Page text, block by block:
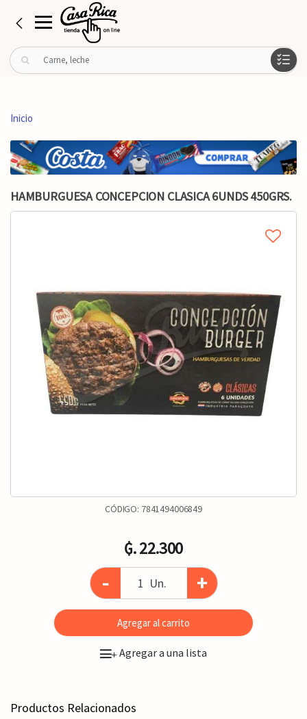
B
u
r
p
o
r
Inicio
HAMBURGUESA CONCEPCION CLASICA 6UNDS 450GRS.
CÓDIGO: 7841494006849
₲. 22.300
- Un. +
Agregar al carrito
+Agregar a una lista
Productos Relacionados